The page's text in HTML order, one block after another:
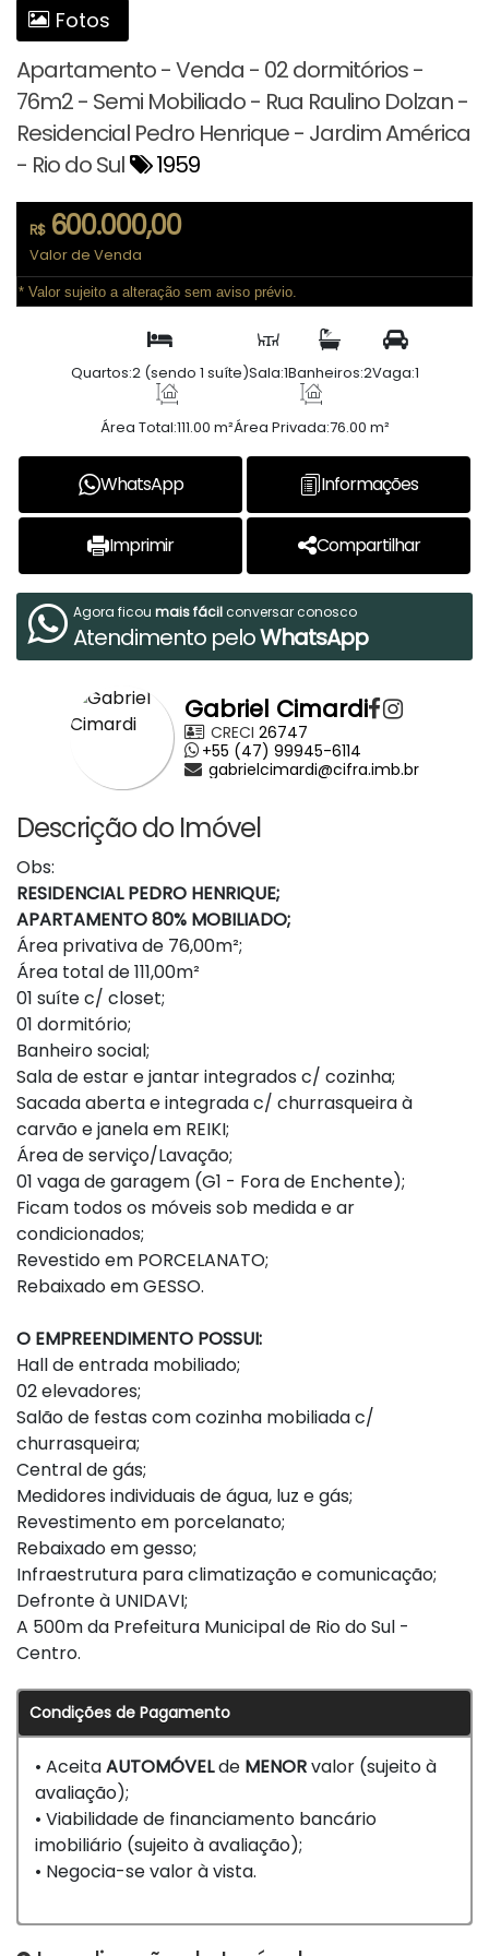
Fotos
Apartamento - Venda - 02 dormitórios -
76m2 - Semi Mobiliado - Rua Raulino Dolzan -
Residencial Pedro Henrique - Jardim América
- Rio do Sul
1959
R$600.000,00
Valor de Venda
* Valor sujeito a alteração sem aviso prévio.
Quartos:2 (sendo 1 suíte)Sala:1Banheiros:2Vaga:1
Área Total:111.00 m²Área Privada:76.00 m²
WhatsApp Informações
Imprimir Compartilhar
Agora ficou mais fácilconversar conosco
Atendimento peloWhatsApp
Gabriel Cimardi
CRECI 26747
+55 (47) 99945-6114
gabrielcimardi@cifra.imb.br
Descrição do Imóvel
Obs:
RESIDENCIAL PEDRO HENRIQUE;
APARTAMENTO 80% MOBILIADO;
Área privativa de 76,00m²;
Área total de 111,00m²
01 suíte c/ closet;
01 dormitório;
Banheiro social;
Sala de estar e jantar integrados c/ cozinha;
Sacada aberta e integrada c/ churrasqueira à
carvão e janela em REIKI;
Área de serviço/Lavação;
01 vaga de garagem (G1 - Fora de Enchente);
Ficam todos os móveis sob medida e ar
condicionados;
Revestido em PORCELANATO;
Rebaixado em GESSO.
O EMPREENDIMENTO POSSUI:
Hall de entrada mobiliado;
02 elevadores;
Salão de festas com cozinha mobiliada c/
churrasqueira;
Central de gás;
Medidores individuais de água, luz e gás;
Revestimento em porcelanato;
Rebaixado em gesso;
Infraestrutura para climatização e comunicação;
Defronte à UNIDAVI;
A 500m da Prefeitura Municipal de Rio do Sul -
Centro.
Condições de Pagamento
• AceitaAUTOMÓVELde MENORvalor (sujeito à
avaliação);
• Viabilidade de financiamento bancário
imobiliário (sujeito à avaliação);
• Negocia-se valor à vista.